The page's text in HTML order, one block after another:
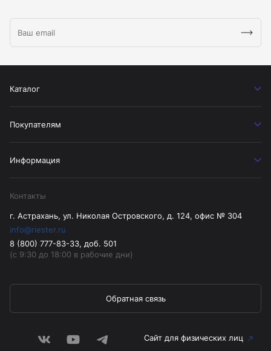
Каталог
Покупателям
Информация
Контакты
г. Астрахань, ул. Николая Островского, д. 124, офис № 304
info@riester.ru
8 (800) 777-83-33, доб. 501
(с 9:30 до 18:00 в рабочие дни)
Обратная связь
Сайт для физических лиц